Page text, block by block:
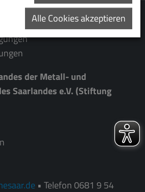
Datenschutzerklärung
der Metall- und
Saarlandes e.V. (Stiftung
• Telefon 0681 9 54
Alle Cookies akzeptieren